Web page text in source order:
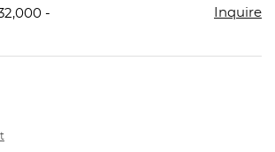
-
Inquire